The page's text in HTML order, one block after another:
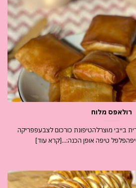
רולאפס מלוח
בייבי מוצרלהטיפונת כורכום לצבעפפריקה
טיפה אופן הכנה:...[קרא עוד]